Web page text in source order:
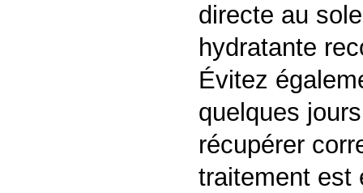
directe au
hydratante
Évitez
quelques
récupérer
traitement est